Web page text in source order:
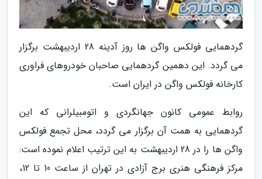
گردهمایی فولکس واگن ها روز آدینه 28 اردیبهشت برگزار
می گردد. این دهمین گردهمایی صاحبان خودروهای فراوری
کارخانه فولکس واگن در ایران است.
روابط عمومی کانون جهانگردی و اتومبیلرانی که این
گردهمایی به همت آن برگزار می گردد، محل تجمع فولکس
واگن ها را در 28 اردیبهشت به این ترتیب اعلام نموده است:
مرکز فرهنگی هنری برج آزادی در تهران از ساعت 10 تا 12،